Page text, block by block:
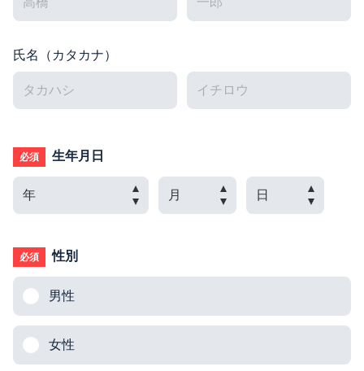
氏名（カタカナ）
必須 生年月日
必須 性別
男性
女性